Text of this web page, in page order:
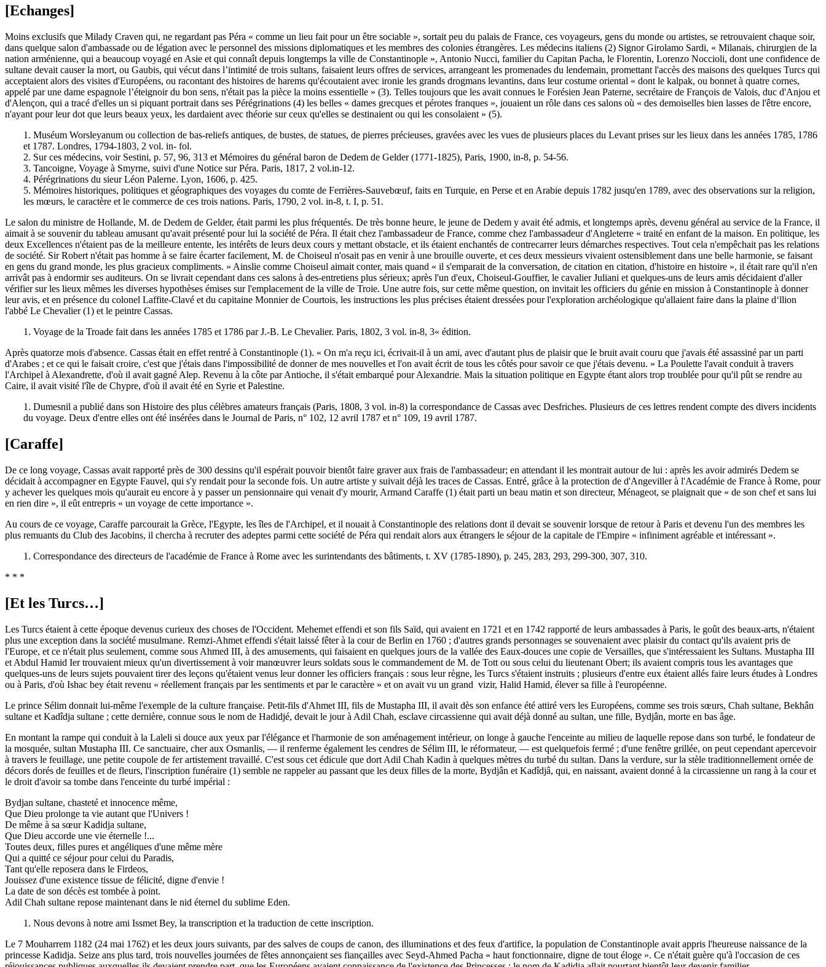
[Echanges]
Moins exclusifs que Milady Craven qui, ne regardant pas Péra « comme un lieu fait pour un être sociable », sortait peu du palais de France, ces voyageurs, gens du monde ou artistes, se retrouvaient chaque soir,
dans quelque salon d'ambassade ou de légation avec le personnel des missions diplomatiques et les membres des colonies étrangères. Les médecins italiens (2) Signor Girolamo Sardi, « Milanais, chirurgien de la
nation arménienne, qui a beaucoup voyagé en Asie et qui connaît depuis longtemps la ville de Constantinople », Antonio Nucci, familier du Capitan Pacha, le Florentin, Lorenzo Noccioli, dont une confidence de
sultane devait causer la mort, ou Gaubis, qui vécut dans l’intimité de trois sultans, faisaient leurs offres de services, arrangeant les promenades du lendemain, promettant l'accès des maisons des quelques Turcs qui
acceptaient alors des visites d'Européens, ou racontant des histoires de harems qu'écoutaient avec ironie les grands drogmans levantins, dans leur costume oriental « dont le kalpak, ou bonnet à quatre cornes,
appelé par une dame espagnole l’éteignoir du bon sens, n'était pas la pièce la moins essentielle » (3). Telles toujours que les avait connues le Forésien Jean Paterne, secrétaire de François de Valois, duc d'Anjou et
d'Alençon, qui a tracé d'elles un si piquant portrait dans ses Pérégrinations (4) les belles « dames grecques et pérotes franques », jouaient un rôle dans ces salons où « des demoiselles bien lasses de l'être encore,
n'ayant pour leur dot que leurs beaux yeux, les dardaient avec théorie sur ceux qu'elles se destinaient ou qui les consolaient » (5).
1. Muséum Worsleyanum ou collection de bas-reliefs antiques, de bustes, de statues, de pierres précieuses, gravées avec les vues de plusieurs places du Levant prises sur les lieux dans les années 1785, 1786
et 1787. Londres, 1794-1803, 2 vol. in- fol.
2. Sur ces médecins, voir Sestini, p. 57, 96, 313 et Mémoires du général baron de Dedem de Gelder (1771-1825), Paris, 1900, in-8, p. 54-56.
3. Tancoigne, Voyage à Smyrne, suivi d'une Notice sur Péra. Paris, 1817, 2 vol.in-12.
4. Pérégrinations du sieur Léon Palerne. Lyon, 1606, p. 425.
5. Mémoires historiques, politiques et géographiques des voyages du comte de Ferrières-Sauvebœuf, faits en Turquie, en Perse et en Arabie depuis 1782 jusqu'en 1789, avec des observations sur la religion,
les mœurs, le caractère et le commerce de ces trois nations. Paris, 1790, 2 vol. in-8, t. I, p. 51.
Le salon du ministre de Hollande, M. de Dedem de Gelder, était parmi les plus fréquentés. De très bonne heure, le jeune de Dedem y avait été admis, et longtemps après, devenu général au service de la France, il
aimait à se souvenir du tableau amusant qu'avait présenté pour lui la société de Péra. Il était chez l'ambassadeur de France, comme chez l'ambassadeur d'Angleterre « traité en enfant de la maison. En politique, les
deux Excellences n'étaient pas de la meilleure entente, les intérêts de leurs deux cours y mettant obstacle, et ils étaient enchantés de contrecarrer leurs démarches respectives. Tout cela n'empêchait pas les relations
de société. Sir Robert n'était pas homme à se faire écarter facilement, M. de Choiseul n'osait pas en venir à une brouille ouverte, et ces deux messieurs vivaient ostensiblement dans une belle harmonie, se faisant
en gens du grand monde, les plus gracieux compliments. » Ainslie comme Choiseul aimait conter, mais quand « il s'emparait de la conversation, de citation en citation, d'histoire en histoire », il était rare qu'il n'en
arrivât pas à endormir ses auditeurs. On se livrait cependant dans ces salons à des-entretiens plus sérieux; après l'un d'eux, Choiseul-Gouffier, le cavalier Juliani et quelques-uns de leurs amis décidaient d'aller
vérifier sur les lieux mêmes les diverses hypothèses émises sur l'emplacement de la ville de Troie. Une autre fois, sur cette même question, on invitait les officiers du génie en mission à Constantinople à donner
leur avis, et en présence du colonel Laffite-Clavé et du capitaine Monnier de Courtois, les instructions les plus précises étaient dressées pour l'exploration archéologique qu'allaient faire dans la plaine d‘llion
l'abbé Le Chevalier (1) et le peintre Cassas.
1. Voyage de la Troade fait dans les années 1785 et 1786 par J.-B. Le Chevalier. Paris, 1802, 3 vol. in-8, 3« édition.
Après quatorze mois d'absence. Cassas était en effet rentré à Constantinople (1). « On m'a reçu ici, écrivait-il à un ami, avec d'autant plus de plaisir que le bruit avait couru que j'avais été assassiné par un parti
d'Arabes ; et ce qui le faisait croire, c'est que j'étais dans l'impossibilité de donner de mes nouvelles et l'on avait écrit de tous les côtés pour savoir ce que j'étais devenu. » La Poulette l'avait conduit à travers
l'Archipel à Alexandrette, d'où il avait gagné Alep. Revenu à la côte par Antioche, il s'était embarqué pour Alexandrie. Mais la situation politique en Egypte étant alors trop troublée pour qu'il pût se rendre au
Caire, il avait visité l'île de Chypre, d'où il avait été en Syrie et Palestine.
1. Dumesnil a publié dans son Histoire des plus célèbres amateurs français (Paris, 1808, 3 vol. in-8) la correspondance de Cassas avec Desfriches. Plusieurs de ces lettres rendent compte des divers incidents
du voyage. Deux d'entre elles ont été insérées dans le Journal de Paris, n° 102, 12 avril 1787 et n° 109, 19 avril 1787.
[Caraffe]
De ce long voyage, Cassas avait rapporté près de 300 dessins qu'il espérait pouvoir bientôt faire graver aux frais de l'ambassadeur; en attendant il les montrait autour de lui : après les avoir admirés Dedem se
décidait à accompagner en Egypte Fauvel, qui s'y rendait pour la seconde fois. Un autre artiste y suivait déjà les traces de Cassas. Entré, grâce à la protection de d'Angeviller à l'Académie de France à Rome, pour
y achever les quelques mois qu'aurait eu encore à y passer un pensionnaire qui venait d'y mourir, Armand Caraffe (1) était parti un beau matin et son directeur, Ménageot, se plaignait que « de son chef et sans lui
en rien dire », il eût entrepris « un voyage de cette importance ».
Au cours de ce voyage, Caraffe parcourait la Grèce, l'Egypte, les îles de l'Archipel, et il nouait à Constantinople des relations dont il devait se souvenir lorsque de retour à Paris et devenu l'un des membres les
plus remuants du Club des Jacobins, il chercha à recruter des adeptes parmi cette société de Péra qui rendait alors aux étrangers le séjour de la capitale de l'Empire « infiniment agréable et intéressant ».
1. Correspondance des directeurs de l'académie de France à Rome avec les surintendants des bâtiments, t. XV (1785-1890), p. 245, 283, 293, 299-300, 307, 310.
* * *
[Et les Turcs…]
Les Turcs étaient à cette époque devenus curieux des choses de l'Occident. Mehemet effendi et son fils Saïd, qui avaient en 1721 et en 1742 rapporté de leurs ambassades à Paris, le goût des beaux-arts, n'étaient
plus une exception dans la société musulmane. Remzi-Ahmet effendi s'était laissé fêter à la cour de Berlin en 1760 ; d'autres grands personnages se souvenaient avec plaisir du contact qu'ils avaient pris de
l'Europe, et ce n'était plus seulement, comme sous Ahmed III, à des amusements, qui faisaient en quelques jours de la vallée des Eaux-douces une copie de Versailles, que s'intéressaient les Sultans. Mustapha III
et Abdul Hamid Ier trouvaient mieux qu'un divertissement à voir manœuvrer leurs soldats sous le commandement de M. de Tott ou sous celui du lieutenant Obert; ils avaient compris tous les avantages que
quelques-uns de leurs sujets pouvaient tirer des leçons qu'étaient venus leur donner les officiers français : sous leur règne, les Turcs s'étaient instruits ; plusieurs d'entre eux étaient allés faire leurs études à Londres
ou à Paris, d'où Ishac bey était revenu « réellement français par les sentiments et par le caractère » et on avait vu un grand vizir, Halid Hamid, élever sa fille à l'européenne.
Le prince Sélim donnait lui-même l'exemple de la culture française. Petit-fils d'Ahmet III, fils de Mustapha III, il avait dès son enfance été attiré vers les Européens, comme ses trois sœurs, Chah sultane, Bekhân
sultane et Kadîdja sultane ; cette dernière, connue sous le nom de Hadidjé, devait le jour à Adil Chah, esclave circassienne qui avait déjà donné au sultan, une fille, Bydjân, morte en bas âge.
En montant la rampe qui conduit à la Laleli si douce aux yeux par l'élégance et l'harmonie de son aménagement intérieur, on longe à gauche l'enceinte au milieu de laquelle repose dans son turbé, le fondateur de
la mosquée, sultan Mustapha III. Ce sanctuaire, cher aux Osmanlis, — il renferme également les cendres de Sélim III, le réformateur, — est quelquefois fermé ; d'une fenêtre grillée, on peut cependant apercevoir
à travers le feuillage, une petite coupole de fer artistement travaillé. C'est sous cet édicule que dort Adil Chah Kadin à quelques mètres du turbé du sultan. Dans la verdure, sur la stèle traditionnellement ornée de
décors dorés de feuilles et de fleurs, l'inscription funéraire (1) semble ne rappeler au passant que les deux filles de la morte, Bydjân et Kadîdjâ, qui, en naissant, avaient donné à la circassienne un rang à la cour et
le droit d'avoir sa tombe dans l'enceinte du turbé impérial :
Bydjan sultane, chasteté et innocence même,
Que Dieu prolonge ta vie autant que l'Univers !
De même à sa sœur Kadidja sultane,
Que Dieu accorde une vie éternelle !...
Toutes deux, filles pures et angéliques d'une même mère
Qui a quitté ce séjour pour celui du Paradis,
Tant qu'elle reposera dans le Firdeos,
Jouissez d'une existence tissue de félicité, digne d'envie !
La date de son décès est tombée à point.
Adil Chah sultane repose maintenant dans le nid éternel du sublime Eden.
1. Nous devons à notre ami Issmet Bey, la transcription et la traduction de cette inscription.
Le 7 Mouharrem 1182 (24 mai 1762) et les deux jours suivants, par des salves de coups de canon, des illuminations et des feux d'artifice, la population de Constantinople avait appris l'heureuse naissance de la
princesse Kadidja. Seize ans plus tard, trois nouvelles journées de fêtes annonçaient ses fiançailles avec Seyd-Ahmed Pacha « haut fonctionnaire, digne de tout éloge ». Ce n'était guère qu'à l'occasion de ces